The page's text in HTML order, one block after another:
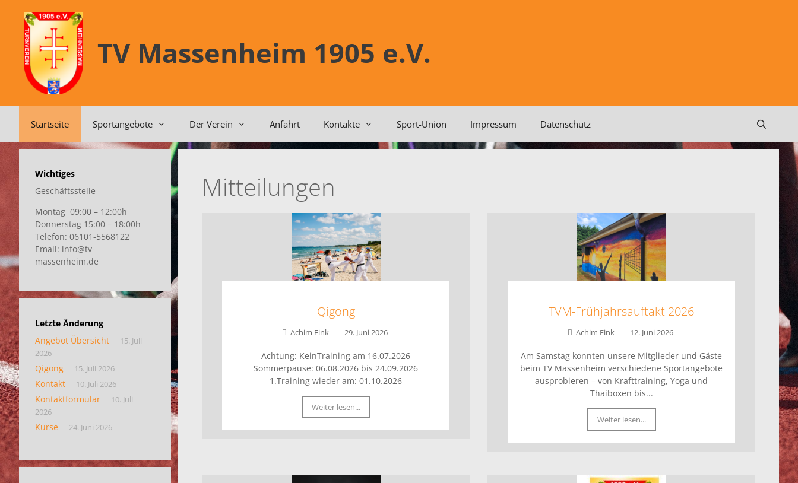
Inhalt
springen
TV Massenheim 1905 e.V.
Startseite Sportangebote Der Verein Anfahrt Kontakte Sport-Union Impressum Datenschutz
Mitteilungen
Qigong
Achim Fink – 29. Juni 2026
Achtung: KeinTraining am 16.07.2026
Sommerpause: 06.08.2026 bis 24.09.2026
1.Training wieder am: 01.10.2026
Weiter lesen...
TVM-Frühjahrsauftakt 2026
Achim Fink – 12. Juni 2026
Am Samstag konnten unsere Mitglieder und Gäste
beim TV Massenheim verschiedene Sportangebote
ausprobieren – von Krafttraining, Yoga und
Thaiboxen bis...
Weiter lesen...
Wichtiges
Geschäftsstelle
Montag 09:00 – 12:00h
Donnerstag 15:00 – 18:00h
Telefon: 06101-5568122
Email: info@tv-
massenheim.de
Letzte Änderung
Angebot Übersicht
15. Juli
2026
Qigong 15. Juli 2026
Kontakt 10. Juli 2026
Kontaktformular
10. Juli
2026
Kurse 24. Juni 2026